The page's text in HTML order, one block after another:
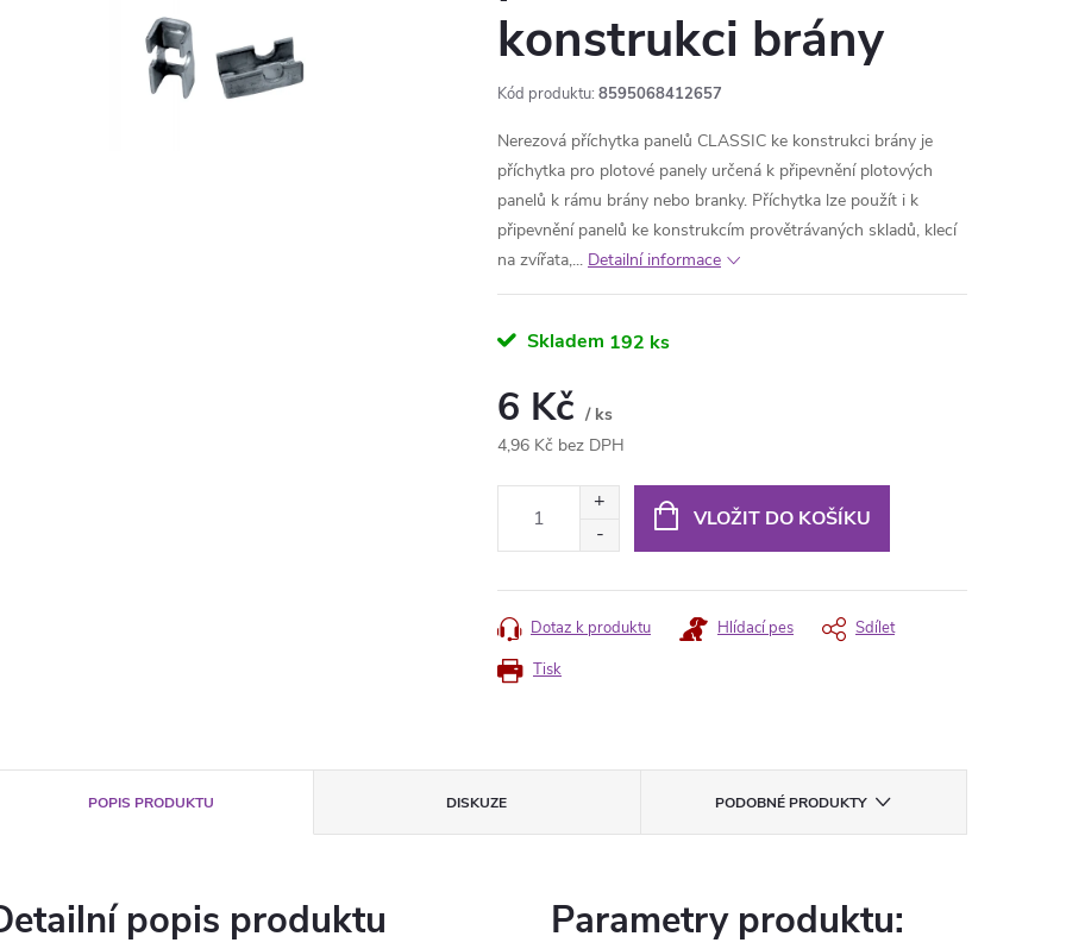
konstrukci brány
Kód produktu: 8595068412657
Nerezová příchytka panelů CLASSIC ke konstrukci brány je
příchytka pro plotové panely určená k připevnění plotových
panelů k rámu brány nebo branky. Příchytka lze použít i k
připevnění panelů ke konstrukcím provětrávaných skladů, klecí
na zvířata,... Detailní informace
Skladem 192 ks
6 Kč / ks
4,96 Kč bez DPH
VLOŽIT DO KOŠÍKU
Tisk
Dotaz k produktu Hlídací pes Sdílet
POPIS PRODUKTU DISKUZE PODOBNÉ PRODUKTY
popis produktu Parametry produktu: